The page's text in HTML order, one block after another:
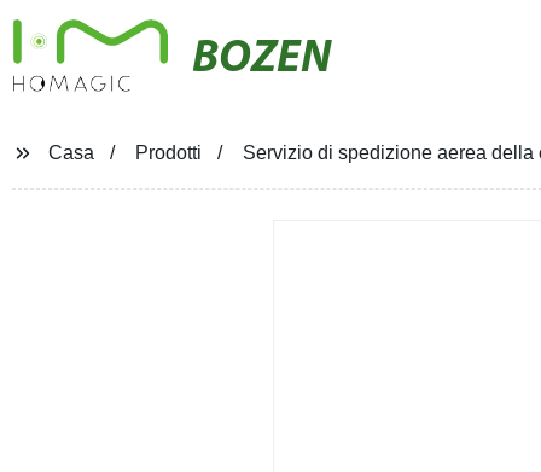
BOZEN
Casa Prodotti Servizio di spedizione aerea